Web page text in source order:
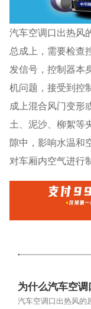
汽车空调口出热风
总成上，需要检查
发信号，控制器本
机问题，接受到控
成上混合风门变形
土、泥沙、柳絮等
隙中，影响水温和
对车厢内空气进行
为什么汽车空调
汽车空调口出热风的